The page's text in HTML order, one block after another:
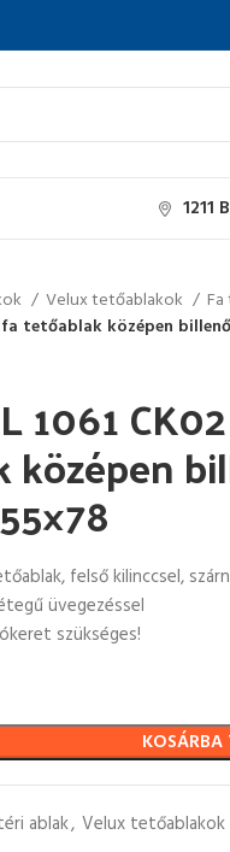
1211
Velux tetőablakok
fa tetőablak középen
1061
felső kilinccsel,
üvegezéssel
szükséges!
KOSÁRBA
ablak, Velux tetőablakok